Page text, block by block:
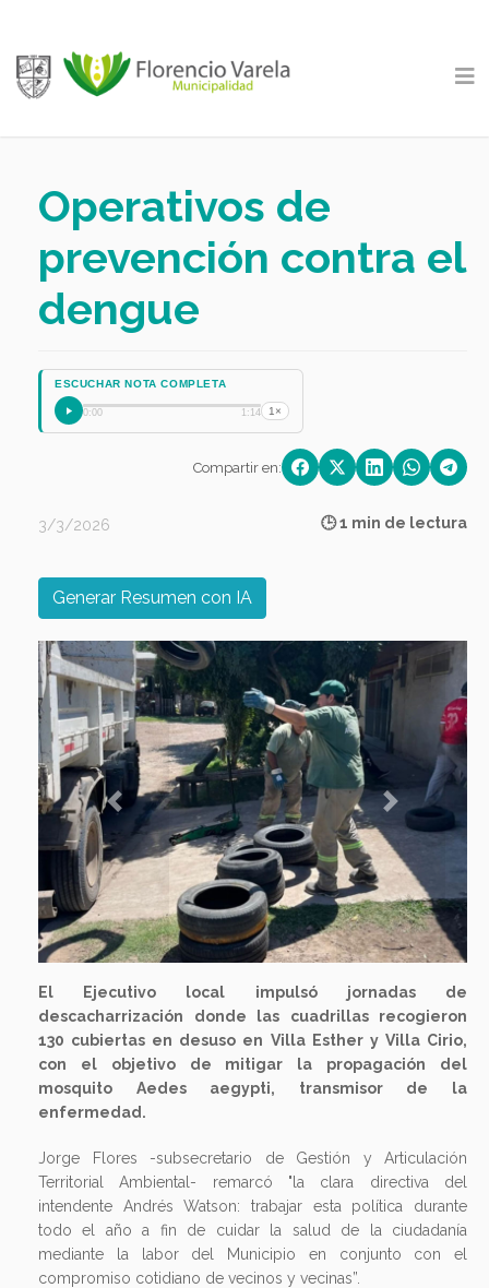
Operativos de
prevención contra el
dengue
ESCUCHAR NOTA COMPLETA
0:00 1:14 1×
Compartir en:
3/3/2026 🕒 1 min de lectura
Generar Resumen con IA
Previous Next
El Ejecutivo local impulsó jornadas de
descacharrización donde las cuadrillas recogieron
130 cubiertas en desuso en Villa Esther y Villa Cirio,
con el objetivo de mitigar la propagación del
mosquito Aedes aegypti, transmisor de la
enfermedad.
Jorge Flores -subsecretario de Gestión y Articulación
Territorial Ambiental- remarcó "la clara directiva del
intendente Andrés Watson: trabajar esta política durante
todo el año a fin de cuidar la salud de la ciudadanía
mediante la labor del Municipio en conjunto con el
compromiso cotidiano de vecinos y vecinas”.